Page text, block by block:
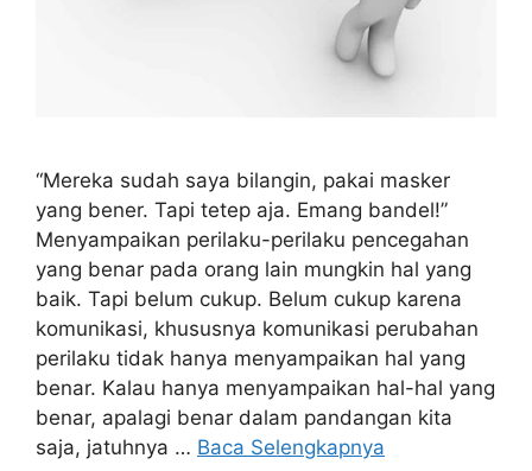
“Mereka sudah saya bilangin, pakai masker
yang bener. Tapi tetep aja. Emang bandel!”
Menyampaikan perilaku-perilaku pencegahan
yang benar pada orang lain mungkin hal yang
baik. Tapi belum cukup. Belum cukup karena
komunikasi, khususnya komunikasi perubahan
perilaku tidak hanya menyampaikan hal yang
benar. Kalau hanya menyampaikan hal-hal yang
benar, apalagi benar dalam pandangan kita
saja, jatuhnya … Baca Selengkapnya